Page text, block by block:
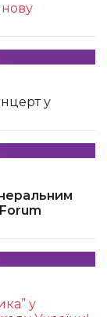
нову
у
у